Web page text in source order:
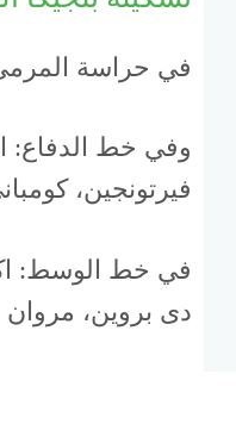
في حراسة المرمى:
وفي خط الدفاع:
فيرتونجين،
في خط الوسط:
دى بروين، مروان